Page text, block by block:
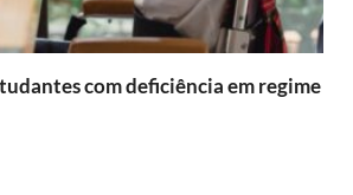
com deficiência em regime